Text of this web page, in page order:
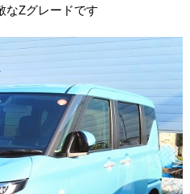
なZグレードです